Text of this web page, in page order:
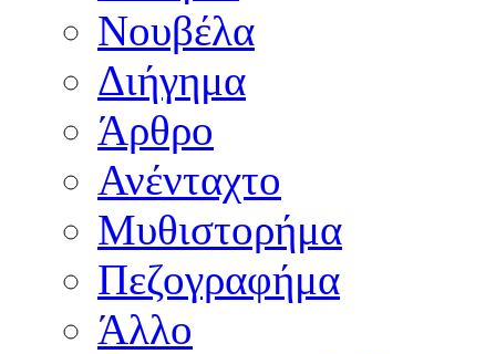
Νουβέλα
Διήγημα
Άρθρο
Ανένταχτο
Μυθιστορήμα
Πεζογραφήμα
Άλλο